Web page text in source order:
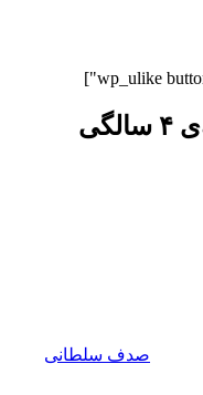
شبی با استایل؛ ویژه‌برنامه‌ی ۴ سالگی
صدف سلطانی